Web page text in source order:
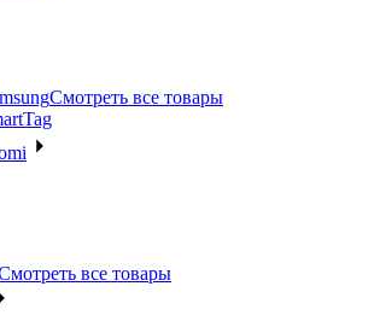
Смотреть все товары
все товары